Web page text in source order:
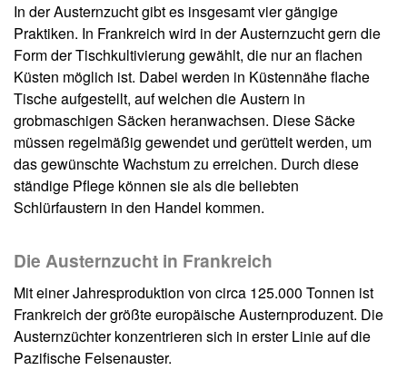
In der Austernzucht gibt es insgesamt vier gängige
Praktiken. In Frankreich wird in der Austernzucht gern die
Form der Tischkultivierung gewählt, die nur an flachen
Küsten möglich ist. Dabei werden in Küstennähe flache
Tische aufgestellt, auf welchen die Austern in
grobmaschigen Säcken heranwachsen. Diese Säcke
müssen regelmäßig gewendet und gerüttelt werden, um
das gewünschte Wachstum zu erreichen. Durch diese
ständige Pflege können sie als die beliebten
Schlürfaustern in den Handel kommen.
Die Austernzucht in Frankreich
Mit einer Jahresproduktion von circa 125.000 Tonnen ist
Frankreich der größte europäische Austernproduzent. Die
Austernzüchter konzentrieren sich in erster Linie auf die
Pazifische Felsenauster.